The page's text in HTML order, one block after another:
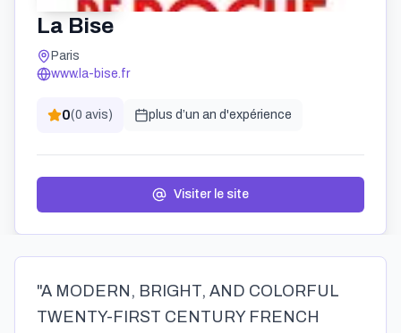
La Bise
Paris
www.la-bise.fr
0(0 avis) plus d’un an d'expérience
Visiter le site
"A MODERN, BRIGHT, AND COLORFUL
TWENTY-FIRST CENTURY FRENCH